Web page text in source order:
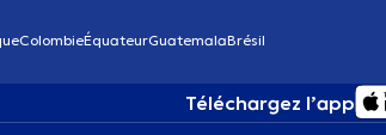
ColombieÉquateurGuatemalaBrésil
Téléchargez l’app